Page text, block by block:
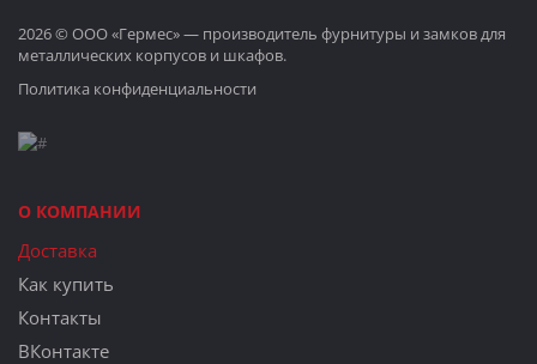
2026 © ООО «Гермес» — производитель фурнитуры и замков для
металлических корпусов и шкафов.
Политика конфиденциальности
О КОМПАНИИ
Доставка
Как купить
Контакты
ВКонтакте